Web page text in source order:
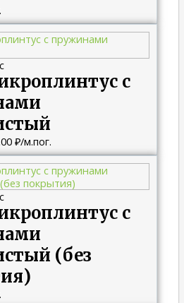
с
₽
Диапазон
цен:
440.00 ₽
515.00 ₽
/м.пог.
с
(без